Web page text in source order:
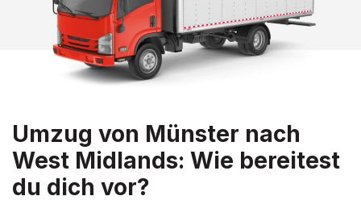
Umzug von Münster nach
West Midlands: Wie bereitest
du dich vor?